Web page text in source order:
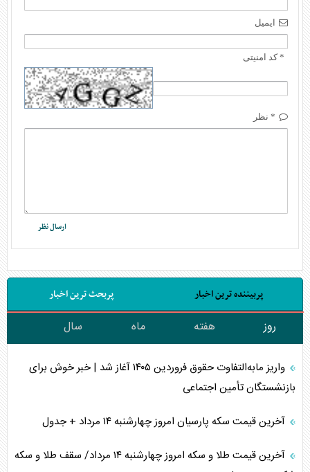
ایمیل
* کد امنیتی
* نظر
پربیننده ترین اخبار پربحث ترین اخبار
روز هفته ماه سال
واریز مابه‌التفاوت حقوق فروردین ۱۴۰۵ آغاز شد | خبر خوش برای
بازنشستگان تأمین اجتماعی
آخرین قیمت سکه پارسیان امروز چهارشنبه ۱۴ مرداد + جدول
آخرین قیمت طلا و سکه امروز چهارشنبه ۱۴ مرداد/ سقف طلا و سکه